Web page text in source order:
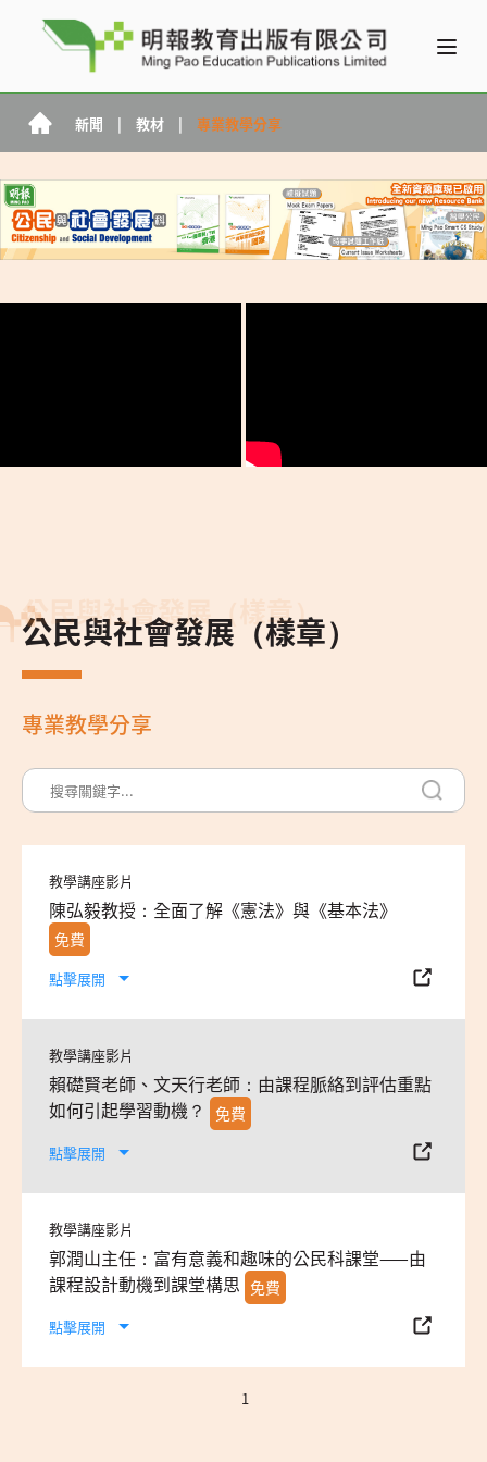
新聞 | 教材 | 專業教學分享
公民與社會發展（樣章）
公民與社會發展（樣章）
專業教學分享
教學講座影片
陳弘毅教授：全面了解《憲法》與《基本法》
免費
點擊展開
教學講座影片
賴礎賢老師、文天行老師：由課程脈絡到評估重點
如何引起學習動機？
免費
點擊展開
教學講座影片
郭潤山主任：富有意義和趣味的公民科課堂——由
課程設計動機到課堂構思 免費
點擊展開
1